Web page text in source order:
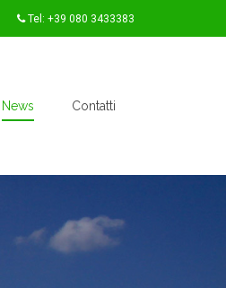
Tel: +39 080 3433383
News Contatti